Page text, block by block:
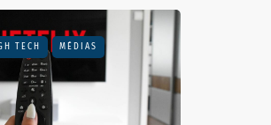
TECH MÉDIAS